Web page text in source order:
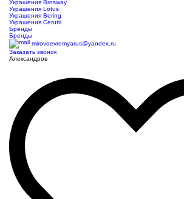
Украшения Brosway
Украшения Lotus
Украшения Bering
Украшения Cerutti
Бренды
Бренды
mirovoevremyarus@yandex.ru
Заказать звонок
Александров